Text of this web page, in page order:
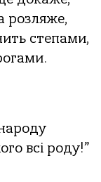
розляже,
степами,
всі роду!”